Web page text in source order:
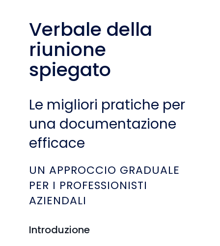
Verbale della
riunione
spiegato
Le migliori pratiche per
una documentazione
efficace
UN APPROCCIO GRADUALE
PER I PROFESSIONISTI
AZIENDALI
Introduzione